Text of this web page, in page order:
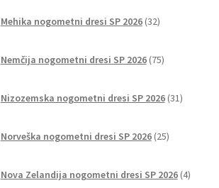
Mehika nogometni dresi SP 2026 32izdelkov
Nemčija nogometni dresi SP 2026 75izdelkov
Nizozemska nogometni dresi SP 2026 31izdelkov
Norveška nogometni dresi SP 2026 25izdelkov
Nova Zelandija nogometni dresi SP 2026 4izdelki